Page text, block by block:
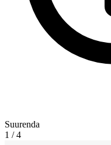
Suurenda
1 /4